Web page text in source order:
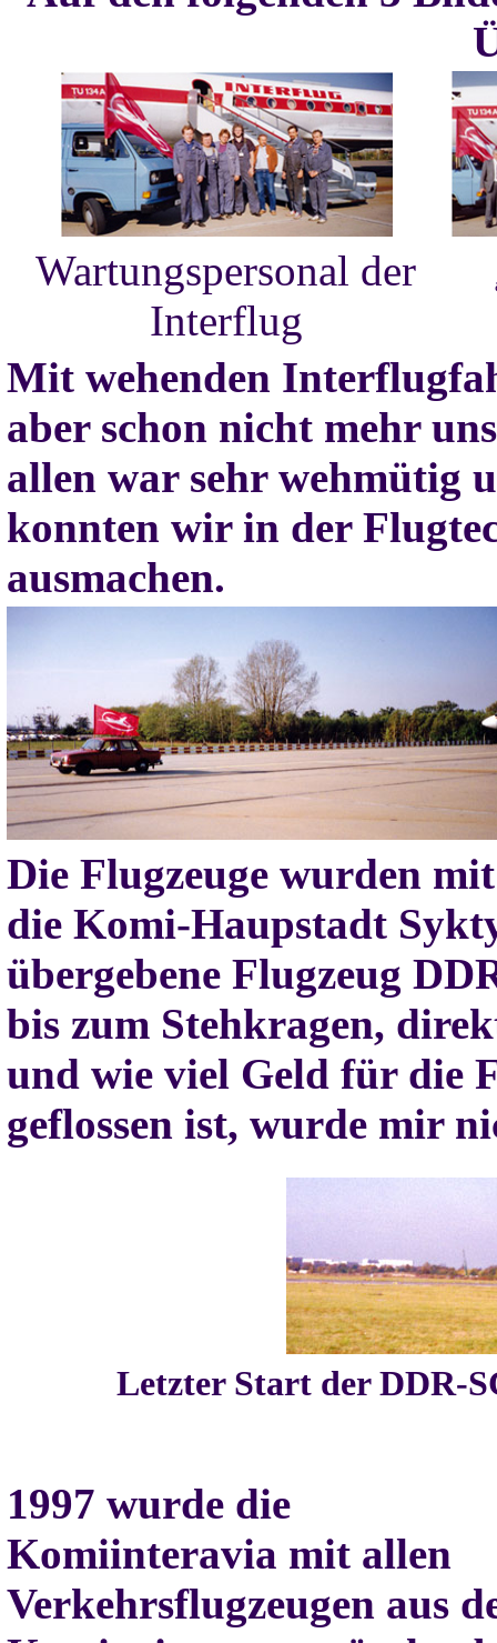
Wartungspersonal der
Interflug
Mit wehenden
aber schon nicht mehr
allen war sehr wehmütig
konnten wir in der
ausmachen.
Die Flugzeuge wurden
die Komi-Haupstadt
übergebene Flugzeug
bis zum Stehkragen,
und wie viel Geld für die
geflossen ist, wurde mir
Letzter Start der DDR-
1997 wurde die
Komiinteravia mit allen
Verkehrsflugzeugen aus